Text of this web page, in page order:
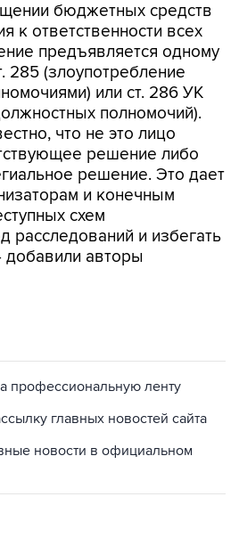
бюджетных средств
к ответственности всех
предъявляется одному
285 (злоупотребление
или ст. 286 УК
полномочий).
что не это лицо
решение либо
решение. Это дает
и конечным
схем
расследований и избегать
добавили авторы
профессиональную ленту
главных новостей сайта
новости в официальном